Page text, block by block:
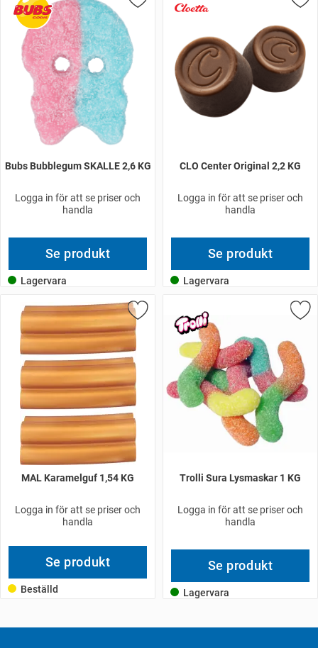
Bubs Bubblegum SKALLE 2,6 KG
Logga in för att se priser och
handla
Se produkt
Lagervara
CLO Center Original 2,2 KG
Logga in för att se priser och
handla
Se produkt
Lagervara
MAL Karamelguf 1,54 KG
Logga in för att se priser och
handla
Se produkt
Beställd
Trolli Sura Lysmaskar 1 KG
Logga in för att se priser och
handla
Se produkt
Lagervara